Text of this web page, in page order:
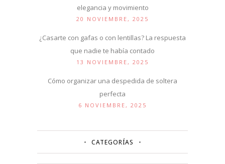
elegancia y movimiento
20 NOVIEMBRE, 2025
¿Casarte con gafas o con lentillas? La respuesta
que nadie te había contado
13 NOVIEMBRE, 2025
Cómo organizar una despedida de soltera
perfecta
6 NOVIEMBRE, 2025
CATEGORÍAS